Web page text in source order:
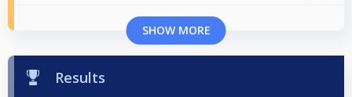
SHOW MORE
Results